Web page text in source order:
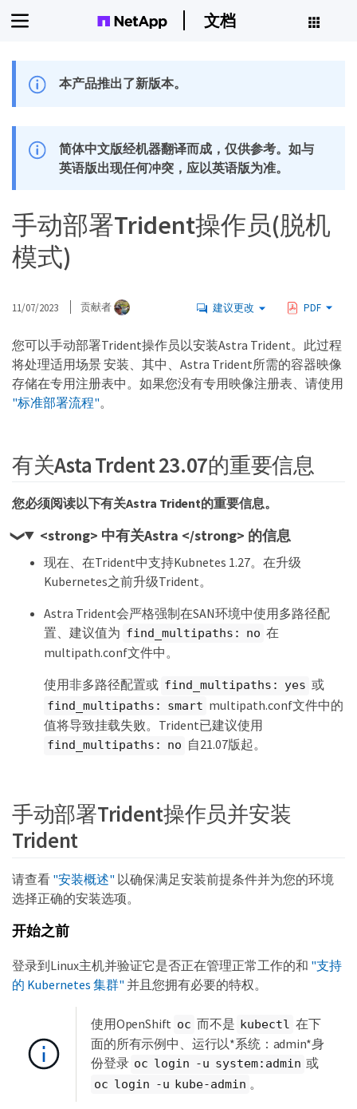
文档
本产品推出了新版本。
简体中文版经机器翻译而成，仅供参考。如与
英语版出现任何冲突，应以英语版为准。
手动部署Trident操作员(脱机
模式)
11/07/2023 贡献者 建议更改 PDF
您可以手动部署Trident操作员以安装Astra Trident。此过程
将处理适用场景 安装、其中、Astra Trident所需的容器映像
存储在专用注册表中。如果您没有专用映像注册表、请使用
"标准部署流程"。
有关Asta Trdent 23.07的重要信息
您必须阅读以下有关Astra Trident的重要信息。
<strong> 中有关Astra </strong> 的信息
现在、在Trident中支持Kubnetes 1.27。在升级
Kubernetes之前升级Trident。
Astra Trident会严格强制在SAN环境中使用多路径配
置、建议值为 find_multipaths: no 在
multipath.conf文件中。
使用非多路径配置或 find_multipaths: yes 或
find_multipaths: smart multipath.conf文件中的
值将导致挂载失败。Trident已建议使用
find_multipaths: no 自21.07版起。
手动部署Trident操作员并安装
Trident
请查看 "安装概述" 以确保满足安装前提条件并为您的环境
选择正确的安装选项。
开始之前
登录到Linux主机并验证它是否正在管理正常工作的和 "支持
的 Kubernetes 集群" 并且您拥有必要的特权。
使用OpenShift oc 而不是 kubectl 在下
面的所有示例中、运行以*系统：admin*身
份登录 oc login -u system:admin 或
oc login -u kube-admin 。